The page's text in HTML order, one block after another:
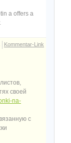
a offers a
Kommentar-Link
своей
na-
с